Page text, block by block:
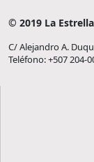
© 2019 La
C/ Alejandro A.
Teléfono: +507 204-